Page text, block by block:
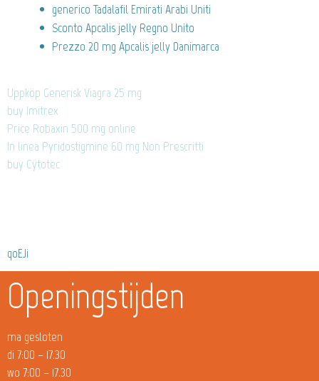
generico Tadalafil Emirati Arabi Uniti
Sconto Apcalis jelly Regno Unito
Prezzo 20 mg Apcalis jelly Danimarca
Uppköp Generisk Viagra 25 mg
buy Imitrex
Price Robaxin 500 mg online
In linea Pyridostigmine 60 mg Non Prescritti
buy Cytotec
qoEJi
Openingstijden
ma gesloten
di 7:00 – 17.30
wo 7:00 – 17.30